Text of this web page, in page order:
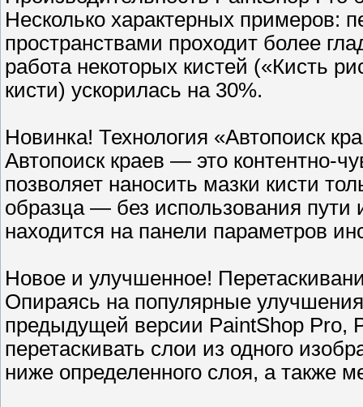
Несколько характерных примеров:
пространствами проходит более
работа некоторых кистей («Кисть
кисти) ускорилась на 30%.
Новинка! Технология «Автопоиск
Автопоиск краев — это контентно-
позволяет наносить мазки кисти
образца — без использования пути
находится на панели параметров
Новое и улучшенное!
Опираясь на популярные
предыдущей версии PaintShop Pro,
перетаскивать слои из одного
ниже определенного слоя, а также